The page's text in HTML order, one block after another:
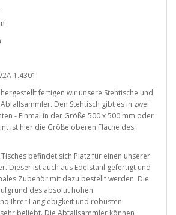
1.4301
fertigen wir unsere Stehtische und
Den Stehtisch gibt es in zwei
- Einmal in der Größe 500 x 500 mm oder
ist hier die Größe oberen Fläche des
befindet sich Platz für einen unserer
Dieser ist auch aus Edelstahl gefertigt und
Zubehör mit dazu bestellt werden. Die
des absolut hohen
Ihrer Langlebigkeit und robusten
beliebt. Die Abfallsammler können